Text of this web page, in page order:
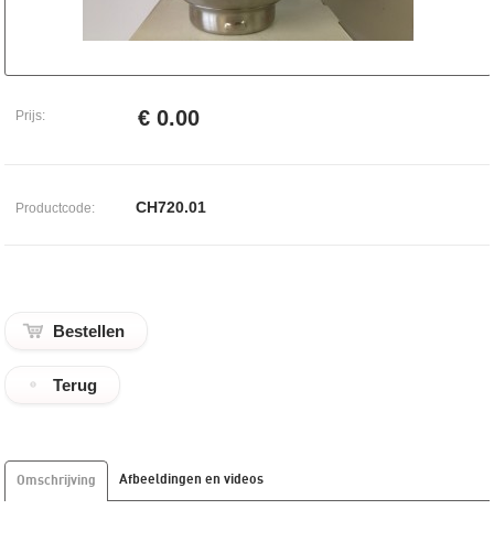
Prijs: € 0.00
Productcode: CH720.01
Terug
Omschrijving Afbeeldingen en videos